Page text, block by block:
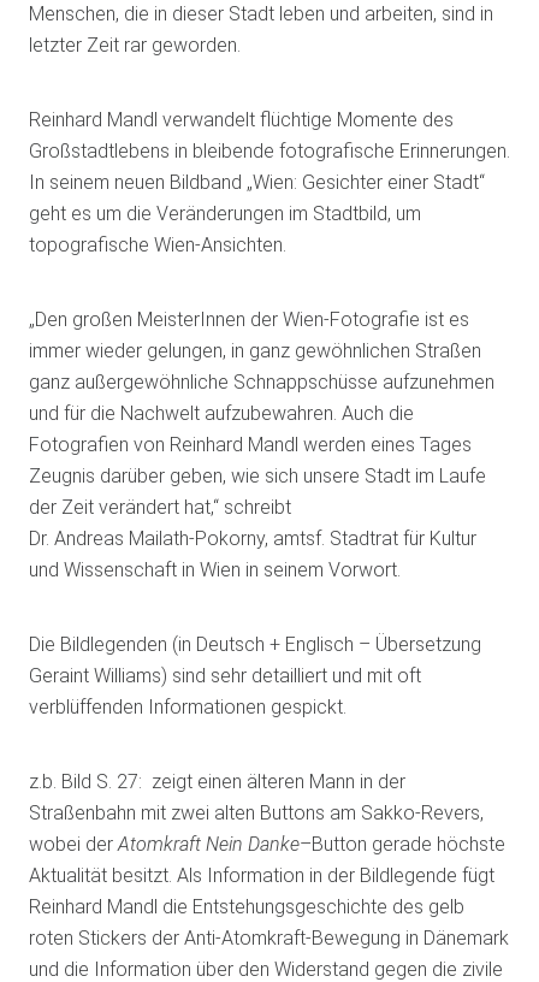
Menschen, die in dieser Stadt leben und arbeiten, sind in
letzter Zeit rar geworden.
Reinhard Mandl verwandelt flüchtige Momente des
Großstadtlebens in bleibende fotografische Erinnerungen.
In seinem neuen Bildband „Wien: Gesichter einer Stadt“
geht es um die Veränderungen im Stadtbild, um
topografische Wien-Ansichten.
„Den großen MeisterInnen der Wien-Fotografie ist es
immer wieder gelungen, in ganz gewöhnlichen Straßen
ganz außergewöhnliche Schnappschüsse aufzunehmen
und für die Nachwelt aufzubewahren. Auch die
Fotografien von Reinhard Mandl werden eines Tages
Zeugnis darüber geben, wie sich unsere Stadt im Laufe
der Zeit verändert hat,“ schreibt
Dr. Andreas Mailath-Pokorny, amtsf. Stadtrat für Kultur
und Wissenschaft in Wien in seinem Vorwort.
Die Bildlegenden (in Deutsch + Englisch – Übersetzung
Geraint Williams) sind sehr detailliert und mit oft
verblüffenden Informationen gespickt.
z.b. Bild S. 27: zeigt einen älteren Mann in der
Straßenbahn mit zwei alten Buttons am Sakko-Revers,
wobei der Atomkraft Nein Danke–Button gerade höchste
Aktualität besitzt. Als Information in der Bildlegende fügt
Reinhard Mandl die Entstehungsgeschichte des gelb
roten Stickers der Anti-Atomkraft-Bewegung in Dänemark
und die Information über den Widerstand gegen die zivile